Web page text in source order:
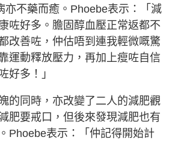
亦不藥而癒。Phoebe表示：「減
咗好多。膽固醇血壓正常返都不
改善咗，仲估唔到連我輕微嘅驚
運動釋放壓力，再加上瘦咗自信
好多！」
的同時，亦改變了二人的減肥觀
肥要戒口，但後來發現減肥也有
Phoebe表示：「仲記得開始計